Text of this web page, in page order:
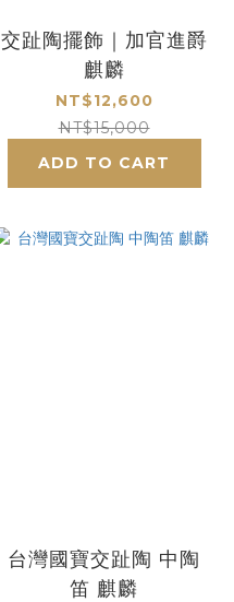
交趾陶擺飾｜加官進爵
麒麟
NT$12,600
NT$15,000
ADD TO CART
台灣國寶交趾陶 中陶
笛 麒麟